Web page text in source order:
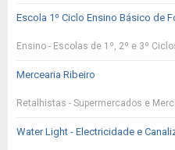
Escola 1º Ciclo Ensino Básico de
Ensino - Escolas de 1º, 2º e 3º
Mercearia Ribeiro
Retalhistas - Supermercados e
Water Light - Electricidade e